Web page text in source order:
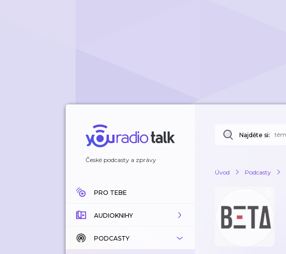
České podcasty a zprávy
PRO TEBE
AUDIOKNIHY
KATALOG
PODCASTY
Najděte si:
Úvod Podcasty